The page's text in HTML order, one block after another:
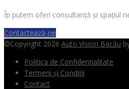
Îți putem oferi consultanță și spațiul
Contactează-ne
©Copyright 2026 Auto Vision Bacău
Politica de Confidențialitate
Termeni și Condiții
Contact